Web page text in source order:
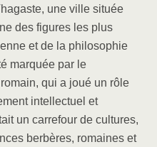
une ville située
des figures les plus
et de la philosophie
marquée par le
qui a joué un rôle
intellectuel et
un carrefour de cultures,
berbères, romaines et